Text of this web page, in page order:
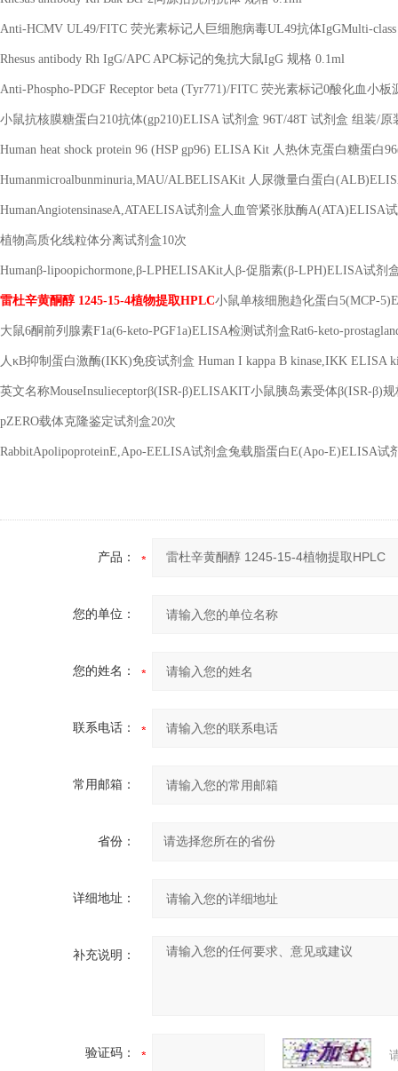
Anti-HCMV UL49/FITC 荧光素标记人巨细胞病毒UL49抗体IgGMulti-class
Rhesus antibody Rh IgG/APC APC标记的兔抗大鼠IgG 规格 0.1ml
Anti-Phospho-PDGF Receptor beta (Tyr771)/FITC 荧光素标记0酸化血小
小鼠抗核膜糖蛋白210抗体(gp210)ELISA 试剂盒 96T/48T 试剂盒 组装/原
Human heat shock protein 96 (HSP gp96) ELISA Kit 人热休克蛋白糖蛋白
Humanmicroalbunminuria,MAU/ALBELISAKit 人尿微量白蛋白
HumanAngiotensinaseA,ATAELISA试剂盒人血管紧张肽酶A(ATA)ELISA
植物高质化线粒体分离试剂盒10次
Humanβ-lipoopichormone,β-LPHELISAKit人β-促脂素(β-LPH)ELISA试剂
雷杜辛黄酮醇 1245-15-4植物提取HPLC小鼠单核细胞趋化蛋白5(MCP-
大鼠6酮前列腺素F1a(6-keto-PGF1a)ELISA检测试剂盒Rat6-keto-
人κB抑制蛋白激酶(IKK)免疫试剂盒 Human I kappa B kinase,IKK ELISA
英文名称MouseInsulieceptorβ(ISR-β)ELISAKIT小鼠胰岛素受体β(ISR-β)
pZERO载体克隆鉴定试剂盒20次
RabbitApolipoproteinE,Apo-EELISA试剂盒兔载脂蛋白E(Apo-E)ELISA试
产品：
您的单位：
您的姓名：
联系电话：
常用邮箱：
省份：
详细地址：
补充说明：
验证码：